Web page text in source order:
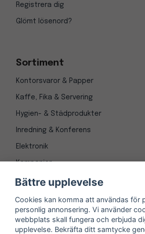
Registrera dig
Glömt lösenord?
Sortiment
Kontorsvaror & Papper
Kaffe, Fika & Servering
Hygien- & Städprodukter
Inredning & Konferens
Elektronik
Kampanjer
Bättre upplevelse
Cookies kan komma att användas för
personlig annonsering. Vi använder
webbplats skall fungera och erbjuda
upplevelse. Bekräfta ditt samtycke